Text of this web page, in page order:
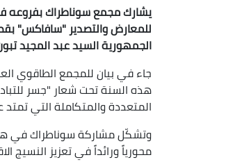
للمعارض والتصدير "سافاكس"
الجمهورية السيد عبد المجيد
جاء في بيان للمجمع الطاقوي
هذه السنة تحت شعار "جسر
المتعددة والمتكاملة التي
وتشكّل مشاركة سوناطراك في هذا
محورياً ورائداً في تعزيز النسيج